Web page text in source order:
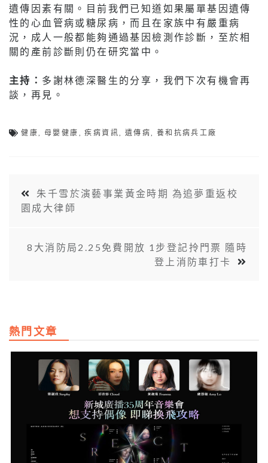
遺傳因素有關。目前我們已知道如果屬單基因遺傳
性的心血管病或糖尿病，而且在家族中有嚴重病
況，成人一般都能夠通過基因檢測作診斷，至於相
關的產前診斷則仍在研究當中。
主持： 多謝林德深醫生的分享，我們下次有機會再
談，再見。
健康 ,母嬰健康 ,疾病資訊 遺傳病 養和抗病兵工廠
朱千雪於演藝事業黃金時期 為追夢重返校
園成大律師
8大消防局2.25免費開放 1步登記拎門票 隨時
登上消防車打卡
熱門文章